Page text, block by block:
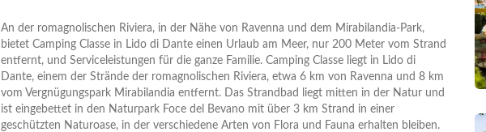
An der romagnolischen Riviera, in der Nähe von Ravenna und dem Mirabilandia-Park,
bietet Camping Classe in Lido di Dante einen Urlaub am Meer, nur 200 Meter vom Strand
entfernt, und Serviceleistungen für die ganze Familie. Camping Classe liegt in Lido di
Dante, einem der Strände der romagnolischen Riviera, etwa 6 km von Ravenna und 8 km
vom Vergnügungspark Mirabilandia entfernt. Das Strandbad liegt mitten in der Natur und
ist eingebettet in den Naturpark Foce del Bevano mit über 3 km Strand in einer
geschützten Naturoase, in der verschiedene Arten von Flora und Fauna erhalten bleiben.